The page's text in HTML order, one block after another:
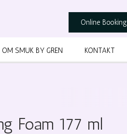
Online Booking
OM SMUK BY GREN KONTAKT
Foam 177 ml